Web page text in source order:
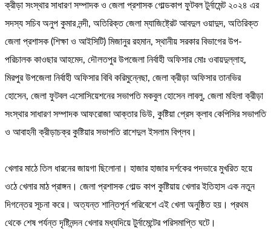
ক্রীড়া সংস্থার সাধারণ সম্পাদক ও জেলা প্রশাসক গোল্ডকাপ ফুটবল টুর্নামেন্ট ২০২৪ এর
সদস্য সচিব অনুপ কুমার নন্দী, অতিরিক্ত জেলা ম্যাজিষ্ট্রেট আবদুল ওয়াদুদ, অতিরিক্ত
জেলা প্রশাসক (শিক্ষা ও আইসিটি) মিজানুর রহমান, স্থানীয় সরকার বিভাগের উপ-
পরিচালক কাওছার আহমেদ, দৌলতপুর উপজেলা নির্বাহী অফিসার মোঃ ওবায়দুল্লাহ,
মিরপুর উপজেলা নির্বাহী অফিসার বিবি করিমুন্নেছা, জেলা ক্রীড়া অফিসার তানভির
হোসেন, জেলা ফুটবল এসোসিয়েশনের সভাপতি মকবুল হোসেন লাবলু, জেলা মহিলা ক্রীড়া
সংস্থার সাধারণ সম্পাদক আফরোজা আক্তার ডিউ, কুষ্টিয়া প্রেস ক্লাব কেপিসির সভাপতি
ও আবাহনী ক্রীড়াচক্র কুষ্টিয়ার সভাপতি রাশেদুল ইসলাম বিপ্লব।
খেলার মাঠে তিল ধারনের জায়গা ছিলোনা। হাজার হাজার দর্শকের পদভারে মুখরিত হয়ে
ওঠে খেলার মাঠ প্রাঙ্গন। জেলা প্রশাসক গোল্ড কাপ কুষ্টিয়ায় খেলার ইতিহাস এক নতুন
দিগন্তের সূচনা করে। অত্যন্ত শান্তিপূর্ন পরিবেশে এই খেলা অনুষ্ঠিত হয়। প্রথম
থেকে শেষ পর্যন্ত দৃষ্টিনন্দন খেলার মধ্যদিয়ে টুর্নামেন্টের পরিসমাপ্তি ঘটে।